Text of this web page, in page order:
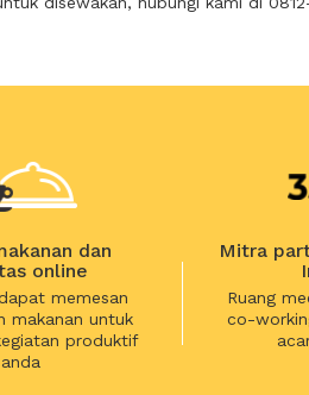
dan
online
memesan
makanan untuk
produktif
anda
Mitra
Ruang
co-